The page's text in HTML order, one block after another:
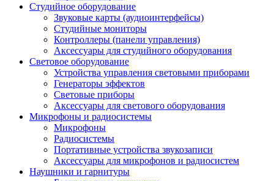
Студийное оборудование
Звуковые карты (аудиоинтерфейсы)
Студийные мониторы
Контроллеры (панели управления)
Аксессуары для студийного оборудования
Световое оборудование
Устройства управления световыми приборами
Генераторы эффектов
Световые приборы
Аксессуары для светового оборудования
Микрофоны и радиосистемы
Микрофоны
Радиосистемы
Портативные устройства звукозаписи
Аксессуары для микрофонов и радиосистем
Наушники и гарнитуры